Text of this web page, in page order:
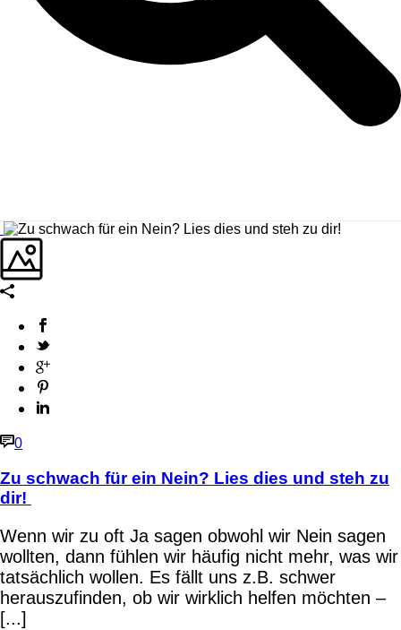
0
Zu schwach für ein Nein? Lies dies und steh zu
dir!
Wenn wir zu oft Ja sagen obwohl wir Nein sagen
wollten, dann fühlen wir häufig nicht mehr, was wir
tatsächlich wollen. Es fällt uns z.B. schwer
herauszufinden, ob wir wirklich helfen möchten –
[...]